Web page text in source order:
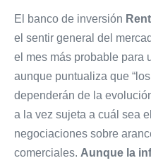
El banco de inversión
el sentir general del
el mes más probable para
aunque puntualiza que
dependerán de la
a la vez sujeta a cuál sea
negociaciones sobre
comerciales. Aunque la